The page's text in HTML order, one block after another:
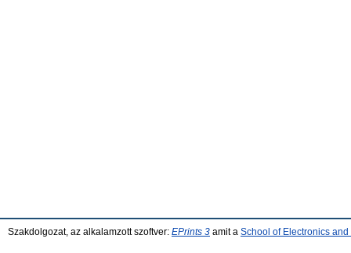
Szakdolgozat, az alkalamzott szoftver: EPrints 3 amit a School of Electronics